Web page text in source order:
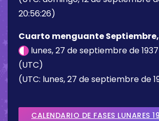
20:56:26)
Cuarto menguante Septiembre,
lunes, 27 de septiembre de
(UTC)
(UTC: lunes, 27 de septiembre de
CALENDARIO DE FASES LUNARES